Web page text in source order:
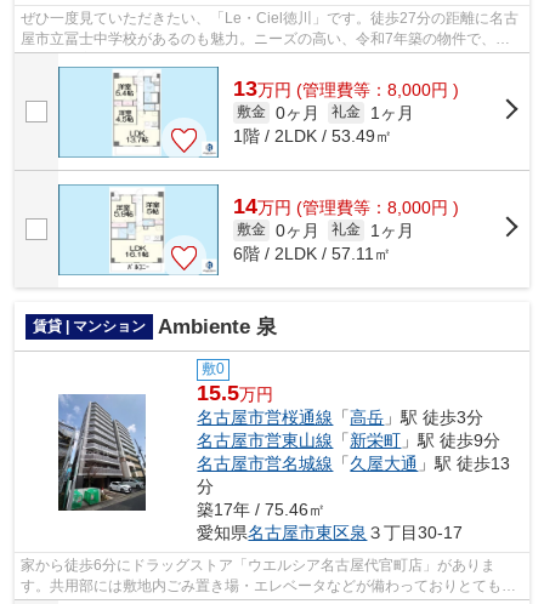
ぜひ一度見ていただきたい、「Le・Ciel徳川」です。徒歩27分の距離に名古
屋市立冨士中学校があるのも魅力。ニーズの高い、令和7年築の物件で、オ
13万円 (管理費等：8,000円 )
敷金 0ヶ月 礼金
1ヶ月
1階 / 2LDK / 53.49㎡
14万円 (管理費等：8,000円 )
敷金 0ヶ月 礼金
1ヶ月
6階 / 2LDK / 57.11㎡
賃貸 | マンション Ambiente 泉
敷0
15.5万円
名古屋市営桜通線 「高岳 」駅 徒歩3分
名古屋市営東山線 「新栄町 」駅 徒歩9分
名古屋市営名城線 「久屋大通 」駅 徒歩13
分
築17年 / 75.46㎡
愛知県名古屋市東区泉 ３丁目30-17
家から徒歩6分にドラッグストア「ウエルシア名古屋代官町店」がありま
す。共用部には敷地内ごみ置き場・エレベータなどが備わっておりとても充